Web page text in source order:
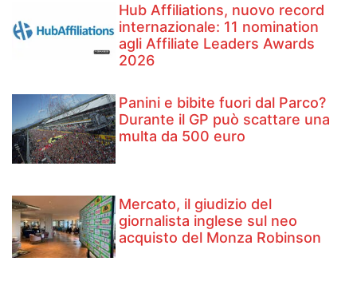
Hub Affiliations, nuovo record
internazionale: 11 nomination
agli Affiliate Leaders Awards
2026
Panini e bibite fuori dal Parco?
Durante il GP può scattare una
multa da 500 euro
Mercato, il giudizio del
giornalista inglese sul neo
acquisto del Monza Robinson